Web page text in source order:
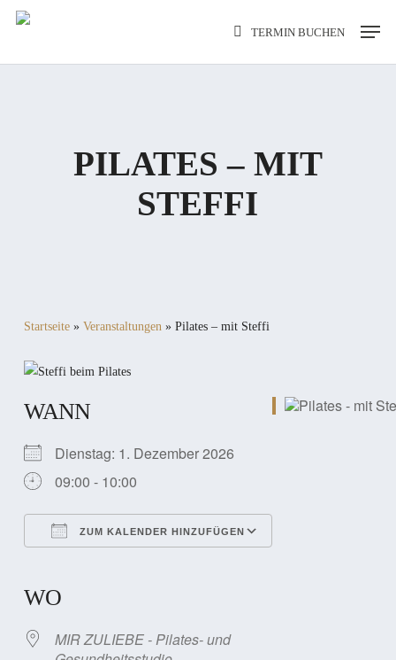
Skip
TERMIN BUCHEN
Menu
PILATES – MIT
STEFFI
Startseite» Veranstaltungen» Pilates – mit Steffi
WANN
Dienstag: 1. Dezember 2026
09:00 - 10:00
ZUM KALENDER HINZUFÜGEN
WO
MIR ZULIEBE - Pilates- und